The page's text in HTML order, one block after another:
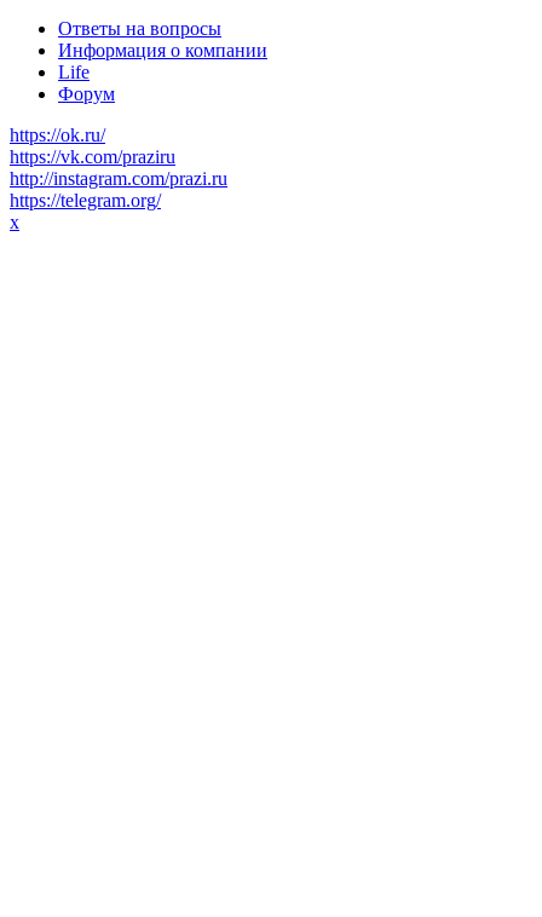
Ответы на вопросы
Информация о компании
Life
Форум
https://ok.ru/
https://vk.com/praziru
http://instagram.com/prazi.ru
https://telegram.org/
x